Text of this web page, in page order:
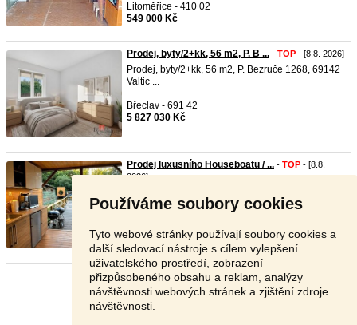
Používáme soubory cookies
Tyto webové stránky používají soubory cookies a
další sledovací nástroje s cílem vylepšení
uživatelského prostředí, zobrazení
přizpůsobeného obsahu a reklam, analýzy
návštěvnosti webových stránek a zjištění zdroje
návštěvnosti.
Litoměřice - 410 02
549 000 Kč
Prodej, byty/2+kk, 56 m2, P. B ... - TOP - [8.8. 2026]
Prodej, byty/2+kk, 56 m2, P. Bezruče 1268, 69142
Valtic ...
Břeclav - 691 42
5 827 030 Kč
Prodej luxusního Houseboatu / ... - TOP - [8.8.
2026]
Císařská lou ...
Praha 5 - 150 00
2 600 000 Kč
Stránka:Předchozí 6 7 8 9 Další